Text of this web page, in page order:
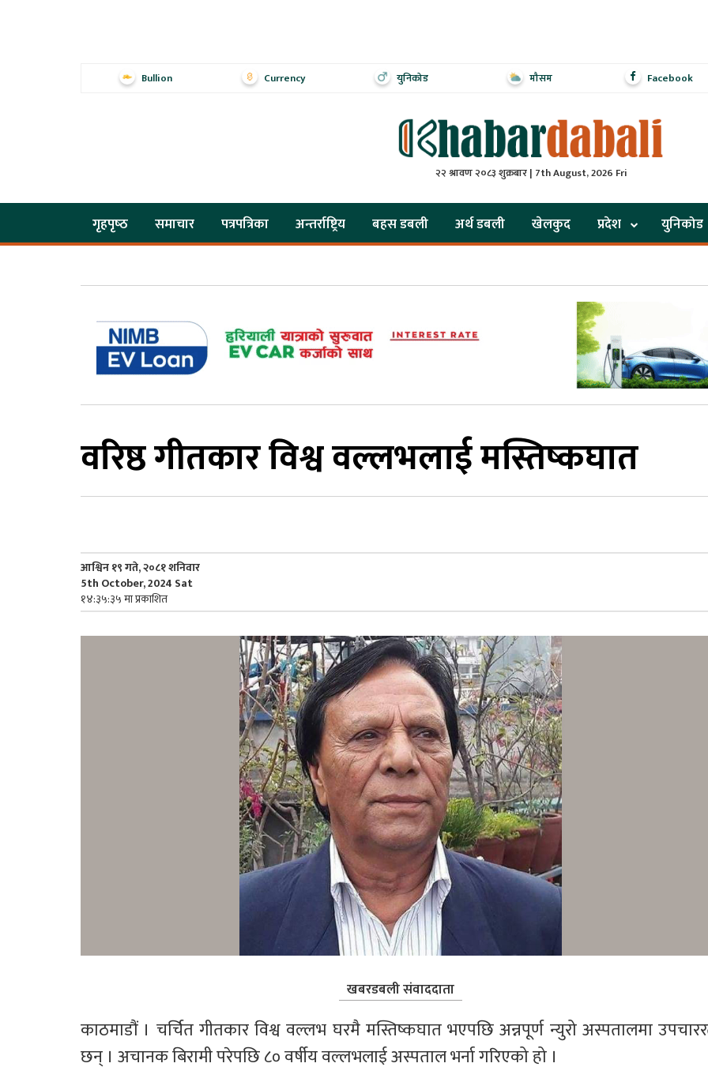
Bullion Currency युनिकोड मौसम Facebook
२२ श्रावण २०८३ शुक्रबार | 7th August, 2026 Fri
गृहपृष्‍ठ समाचार पत्रपत्रिका अन्तर्राष्ट्रिय बहस डबली अर्थ डबली खेलकुद प्रदेश युनिकोड
वरिष्ठ गीतकार विश्व वल्लभलाई मस्तिष्कघात
आश्विन १९ गते, २०८१ शनिवार
5th October, 2024 Sat
१४:३५:३५ मा प्रकाशित
खबरडबली संवाददाता
काठमाडौं । चर्चित गीतकार विश्व वल्लभ घरमै मस्तिष्कघात भएपछि अन्नपूर्ण न्युरो अस्पतालमा
छन् । अचानक बिरामी परेपछि ८० वर्षीय वल्लभलाई अस्पताल भर्ना गरिएको हो ।